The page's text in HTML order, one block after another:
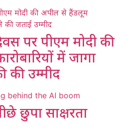
पर पीएम मोदी की
में जागा
की उम्मीद
छुपा साक्षरता